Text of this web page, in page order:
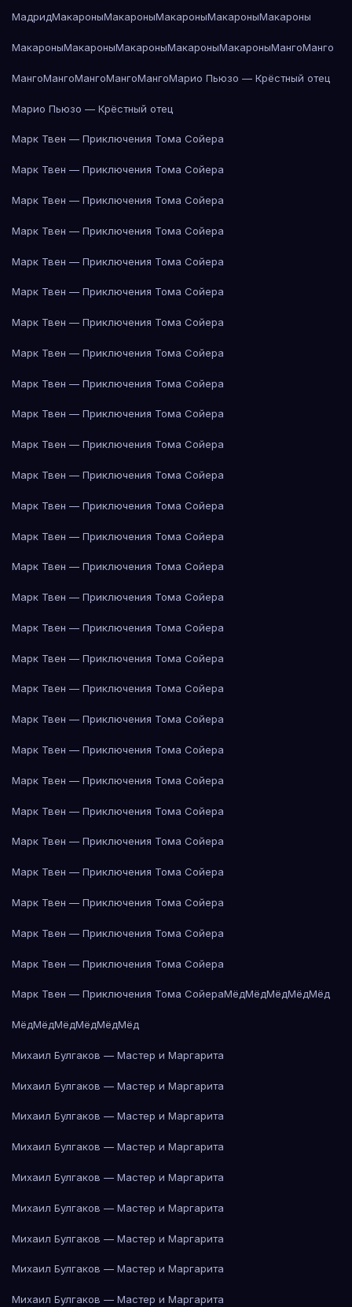
МадридМакароныМакароныМакароныМакароныМакароны
МакароныМакароныМакароныМакароныМакароныМангоМанго
МангоМангоМангоМангоМангоМарио Пьюзо — Крёстный отец
Марио Пьюзо — Крёстный отец
Марк Твен — Приключения Тома Сойера
Марк Твен — Приключения Тома Сойера
Марк Твен — Приключения Тома Сойера
Марк Твен — Приключения Тома Сойера
Марк Твен — Приключения Тома Сойера
Марк Твен — Приключения Тома Сойера
Марк Твен — Приключения Тома Сойера
Марк Твен — Приключения Тома Сойера
Марк Твен — Приключения Тома Сойера
Марк Твен — Приключения Тома Сойера
Марк Твен — Приключения Тома Сойера
Марк Твен — Приключения Тома Сойера
Марк Твен — Приключения Тома Сойера
Марк Твен — Приключения Тома Сойера
Марк Твен — Приключения Тома Сойера
Марк Твен — Приключения Тома Сойера
Марк Твен — Приключения Тома Сойера
Марк Твен — Приключения Тома Сойера
Марк Твен — Приключения Тома Сойера
Марк Твен — Приключения Тома Сойера
Марк Твен — Приключения Тома Сойера
Марк Твен — Приключения Тома Сойера
Марк Твен — Приключения Тома Сойера
Марк Твен — Приключения Тома Сойера
Марк Твен — Приключения Тома Сойера
Марк Твен — Приключения Тома Сойера
Марк Твен — Приключения Тома Сойера
Марк Твен — Приключения Тома Сойера
Марк Твен — Приключения Тома СойераМёдМёдМёдМёдМёд
МёдМёдМёдМёдМёдМёд
Михаил Булгаков — Мастер и Маргарита
Михаил Булгаков — Мастер и Маргарита
Михаил Булгаков — Мастер и Маргарита
Михаил Булгаков — Мастер и Маргарита
Михаил Булгаков — Мастер и Маргарита
Михаил Булгаков — Мастер и Маргарита
Михаил Булгаков — Мастер и Маргарита
Михаил Булгаков — Мастер и Маргарита
Михаил Булгаков — Мастер и Маргарита